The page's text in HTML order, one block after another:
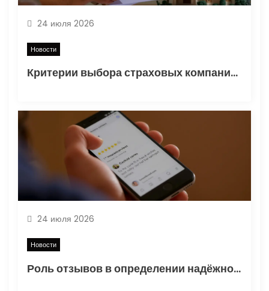
а
п
и
я
м
24 июля 2026
Новости
Критерии выбора страховых компаний для недвижимости и ипотеки: анализ надежности и отзывов
24 июля 2026
Новости
Роль отзывов в определении надёжности и качества обслуживания страховых компаний